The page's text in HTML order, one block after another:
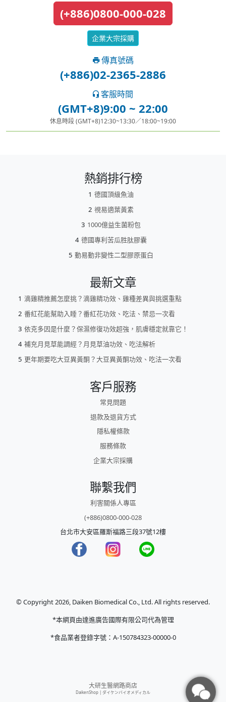
(+886)0800-000-028
企業大宗採購
傳真號碼
(+886)02-2365-2886
客服時間
(GMT+8)9:00 ~ 22:00
休息時段 (GMT+8)12:30~13:30／18:00~19:00
熱銷排行榜
德國頂級魚油
視易適葉黃素
1000億益生菌粉包
德國專利苦瓜胜肽膠囊
動易動非變性二型膠原蛋白
最新文章
滴雞精推薦怎麼挑？滴雞精功效、雞種差異與挑選重點
番紅花能幫助入睡？番紅花功效、吃法、禁忌一次看
依克多因是什麼？保濕修復功效超強，肌膚穩定就靠它！
補充月見草能調經？月見草油功效、吃法解析
更年期要吃大豆異黃酮？大豆異黃酮功效、吃法一次看
客戶服務
常見問題
退款及退貨方式
隱私權條款
服務條款
企業大宗採購
聯繫我們
利害關係人專區
(+886)0800-000-028
台北市大安區羅斯福路三段37號12樓
© Copyright 2026, Daiken Biomedical Co., Ltd. All rights reserved.
*本網頁由達進廣告國際有限公司代為管理
*食品業者登錄字號：A-150784323-00000-0
大研生醫網路商店
DaikenShop | ダイケンバイオメディカル